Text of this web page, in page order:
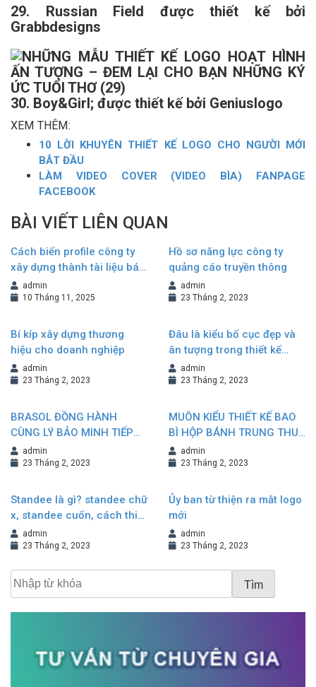
29. Russian Field được thiết kế bởi
Grabbdesigns
30. Boy&Girl; được thiết kế bởi Geniuslogo
XEM THÊM:
10 LỜI KHUYÊN THIẾT KẾ LOGO CHO NGƯỜI MỚI
BẮT ĐẦU
LÀM VIDEO COVER (VIDEO BÌA) FANPAGE
FACEBOOK
BÀI VIẾT LIÊN QUAN
Cách biến profile công ty
xây dựng thành tài liệu bán
hàng hiệu quả
admin
10 Tháng 11, 2025
Hồ sơ năng lực công ty
quảng cáo truyền thông
admin
23 Tháng 2, 2023
Bí kíp xây dựng thương
hiệu cho doanh nghiệp
admin
23 Tháng 2, 2023
Đâu là kiểu bố cục đẹp và
ân tượng trong thiết kế
Brochure?
admin
23 Tháng 2, 2023
BRASOL ĐỒNG HÀNH
CÙNG LÝ BẢO MINH TIẾP
NỐI VÀ KHẲNG ĐỊNH
THƯƠNG HIỆU
admin
23 Tháng 2, 2023
MUÔN KIỂU THIẾT KẾ BAO
BÌ HỘP BÁNH TRUNG THU
NÂNG TẦM GIÁ TRỊ
THƯƠNG HIỆU
admin
23 Tháng 2, 2023
Standee là gì? standee chữ
x, standee cuốn, cách thiết
kế standee đẹp
admin
23 Tháng 2, 2023
Ủy ban từ thiện ra mắt logo
mới
admin
23 Tháng 2, 2023
Tìm